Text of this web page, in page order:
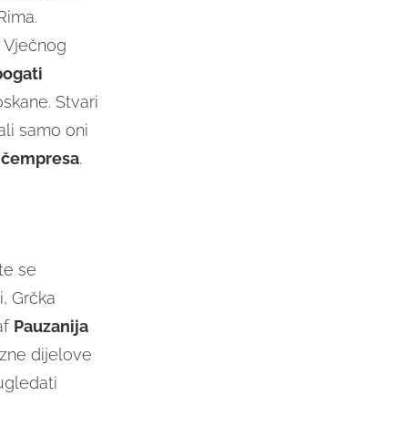
Stvari
samo oni
.
se
Grčka
Pauzanija
dijelove